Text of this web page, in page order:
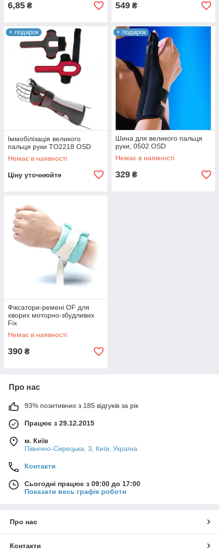
6,85 ₴ 549 ₴
+ подарок
Іммобілізація великого
пальця руки TO2218 OSD
Немає в наявності
Ціну уточнюйте
+ подарок
Шина для великого пальця
руки, 0502 OSD
Немає в наявності
329 ₴
Фіксатори-ремені OF для
хворих моторно-збудливих
Fix
Немає в наявності
390 ₴
Про нас
93% позитивних з 185 відгуків за рік
Працює з 29.12.2015
м. Київ
Північно-Сирецька, 3, Київ, Україна
Контакти
Сьогодні працює з 09:00 до 17:00
Показати весь графік роботи
Про нас
Контакти